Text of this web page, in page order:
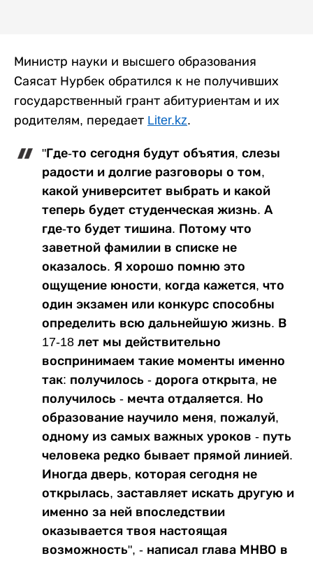
Министр науки и высшего образования
Саясат Нурбек обратился к не получивших
государственный грант абитуриентам и их
родителям, передает Liter.kz.
"Где-то сегодня будут объятия, слезы
радости и долгие разговоры о том,
какой университет выбрать и какой
теперь будет студенческая жизнь. А
где-то будет тишина. Потому что
заветной фамилии в списке не
оказалось. Я хорошо помню это
ощущение юности, когда кажется, что
один экзамен или конкурс способны
определить всю дальнейшую жизнь. В
17-18 лет мы действительно
воспринимаем такие моменты именно
так: получилось - дорога открыта, не
получилось - мечта отдаляется. Но
образование научило меня, пожалуй,
одному из самых важных уроков - путь
человека редко бывает прямой линией.
Иногда дверь, которая сегодня не
открылась, заставляет искать другую и
именно за ней впоследствии
оказывается твоя настоящая
возможность", - написал глава МНВО в